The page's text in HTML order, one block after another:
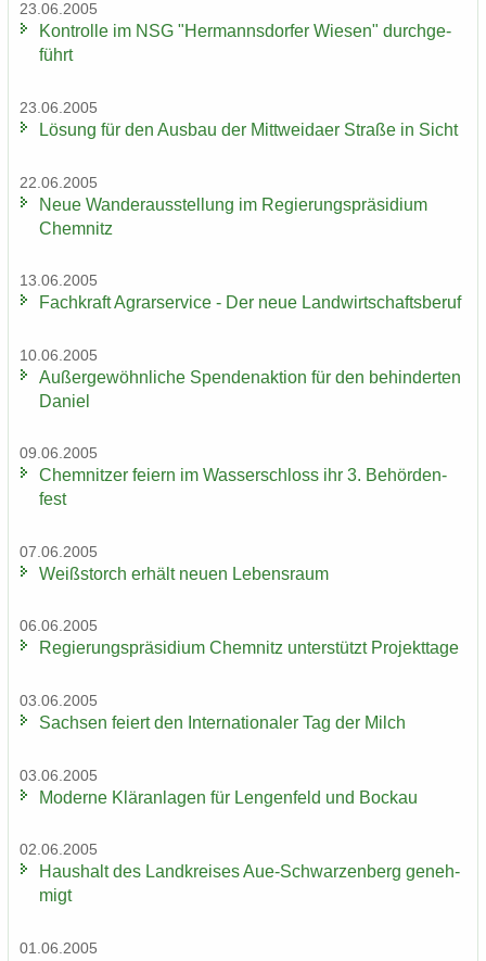
23.06.2005
Kon­trol­le im NSG "Her­manns­dor­fer Wie­sen" durch­ge­
führt
23.06.2005
Lö­sung für den Aus­bau der Mitt­wei­da­er Stra­ße in Sicht
22.06.2005
Neue Wan­der­aus­stel­lung im Re­gie­rungs­prä­si­di­um
Chem­nitz
13.06.2005
Fach­kraft Agrar­ser­vice - Der neue Land­wirt­schafts­be­ruf
10.06.2005
Au­ßer­ge­wöhn­li­che Spen­den­ak­ti­on für den be­hin­der­ten
Da­ni­el
09.06.2005
Chem­nit­zer fei­ern im Was­ser­schloss ihr 3. Be­hör­den­
fest
07.06.2005
Weiß­storch er­hält neuen Le­bens­raum
06.06.2005
Re­gie­rungs­prä­si­di­um Chem­nitz un­ter­stützt Pro­jekt­ta­ge
03.06.2005
Sach­sen fei­ert den In­ter­na­tio­na­ler Tag der Milch
03.06.2005
Mo­der­ne Klär­an­la­gen für Len­gen­feld und Bo­ckau
02.06.2005
Haus­halt des Land­krei­ses Aue-​Schwarzenberg ge­neh­
migt
01.06.2005